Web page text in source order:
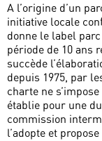
A l’origine d’un
initiative locale
donne le label
période de 10 ans
succède
depuis 1975, par
charte ne
établie pour une
commission
l’adopte et